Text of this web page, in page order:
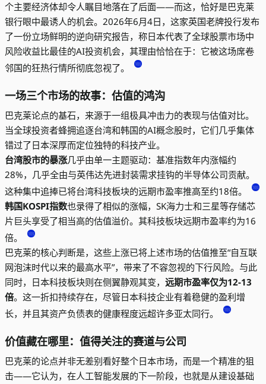
个主要经济体却令人瞩目地落在了后面——而这，恰好是巴克莱
银行眼中最诱人的机会。2026年6月4日，这家英国老牌投行发布
了一份立场鲜明的逆向研究报告，称日本代表了全球股票市场中
风险收益比最佳的AI投资机会，其理由恰恰在于：它被这场席卷
邻国的狂热行情所彻底忽视了。
一场三个市场的故事：估值的鸿沟
巴克莱论点的基石，来源于一组极具冲击力的表现与估值对比。
当全球投资者蜂拥追逐台湾和韩国的AI概念股时，它们几乎集体
错过了日本深厚而定位独特的科技产业。
台湾股市的暴涨几乎由单一主题驱动：基准指数年内涨幅约
28%，几乎全由与英伟达先进封装需求挂钩的半导体公司贡献。
这种集中追捧已将台湾科技板块的远期市盈率推高至约18倍。
韩国KOSPI指数也录得了相似的涨幅，SK海力士和三星等存储芯
片巨头享受了相当高的估值溢价。其科技板块远期市盈率约为16
倍。
巴克莱的核心判断是，这些上涨已将上述市场的估值推至“自互联
网泡沫时代以来的最高水平”，带来了不容忽视的下行风险。与此
同时，日本科技板块则在侧翼静观其变， 远期市盈率仅为12-13
倍。这一折扣持续存在，尽管日本科技企业有着稳健的盈利增
长，并且其资产负债表的健康程度远超许多亚太同行。
价值藏在哪里：值得关注的赛道与公司
巴克莱的论点并非无差别看好整个日本市场，而是一个精准的狙
击——它认为，在人工智能发展的下一阶段，也就是从建设基础